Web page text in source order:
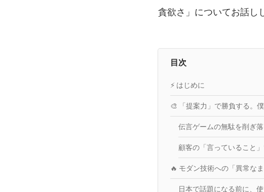
貪欲さ」についてお話し
目次
⚡️ はじめに
🎨 「提案力」で勝負する。
伝言ゲームの無駄を削ぎ
顧客の「言っていること
🔥 モダン技術への「異常な
日本で話題になる前に、